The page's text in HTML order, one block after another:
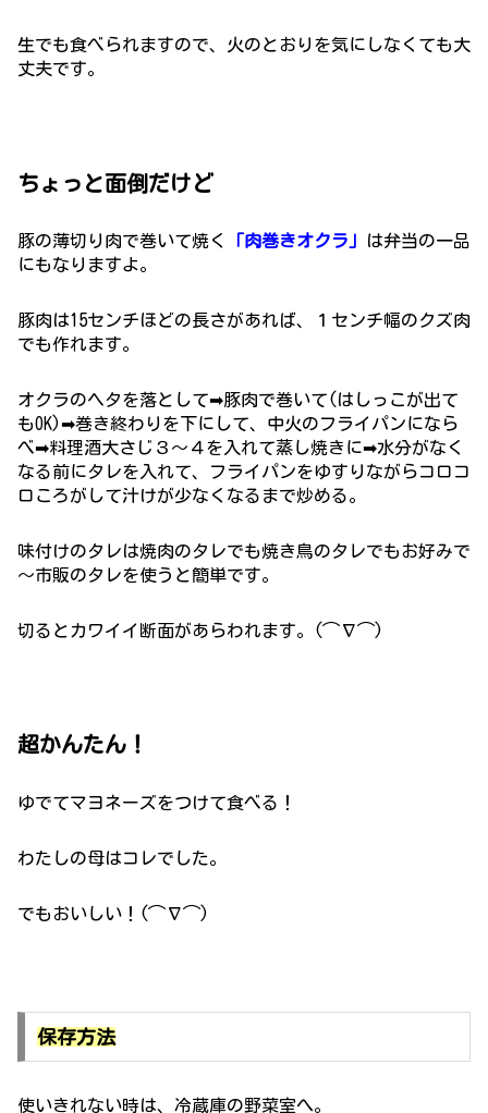
生でも食べられますので、火のとおりを気にしなくても大
丈夫です。
ちょっと面倒だけど
豚の薄切り肉で巻いて焼く 「肉巻きオクラ」
は弁当の一品
にもなりますよ。
豚肉は15センチほどの長さがあれば、１センチ幅のクズ肉
でも作れます。
オクラのヘタを落として➡豚肉で巻いて(はしっこが出て
もOK)➡巻き終わりを下にして、中火のフライパンになら
べ➡料理酒大さじ３～４を入れて蒸し焼きに➡水分がなく
なる前にタレを入れて、フライパンをゆすりながらコロコ
ロころがして汁けが少なくなるまで炒める。
味付けのタレは焼肉のタレでも焼き鳥のタレでもお好みで
～市販のタレを使うと簡単です。
切るとカワイイ断面があらわれます。(⌒∇⌒)
超かんたん！
ゆでてマヨネーズをつけて食べる！
わたしの母はコレでした。
でもおいしい！(⌒∇⌒)
保存方法
使いきれない時は、冷蔵庫の野菜室へ。